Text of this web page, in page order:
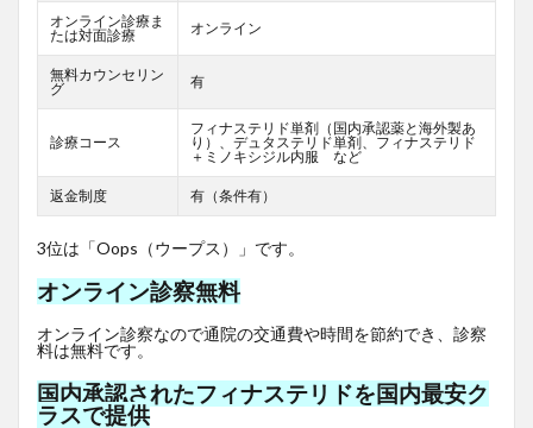
オンライン診療ま
たは対面診療
オンライン
無料カウンセリン
グ
有
診療コース
フィナステリド単剤（国内承認薬と海外製あ
り）、デュタステリド単剤、フィナステリド
＋ミノキシジル内服 など
返金制度 有（条件有）
3位は「Oops（ウープス）」です。
オンライン診察無料
オンライン診察なので通院の交通費や時間を節約でき、診察
料は無料です。
国内承認されたフィナステリドを国内最安ク
ラスで提供